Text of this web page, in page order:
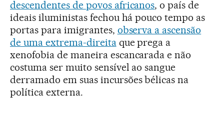
descendentes de povos africanos, o país de
ideais iluministas fechou há pouco tempo as
portas para imigrantes, observa a ascensão
de uma extrema-direitaque prega a
xenofobia de maneira escancarada e não
costuma ser muito sensível ao sangue
derramado em suas incursões bélicas na
política externa.